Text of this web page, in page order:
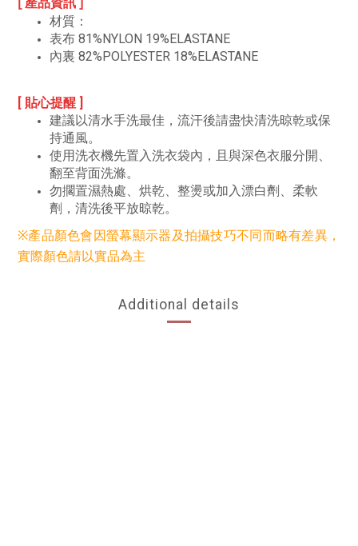
材質：
表布 81%NYLON 19%ELASTANE
內裏 82%POLYESTER 18%ELASTANE
[ 貼心提醒 ]
建議以清水手洗最佳，流汗後請盡快清洗晾乾或保
持通風。
使用洗衣機先置入洗衣袋內，且與深色衣服分開、
翻至背面洗滌。
勿擱置濕熱處、烘乾、整燙或加入漂白劑、柔軟
劑，清洗後平放晾乾。
※產品顏色會因螢幕顯示器及拍攝技巧不同而略有差異，
實際顏色請以實品為主
Additional details